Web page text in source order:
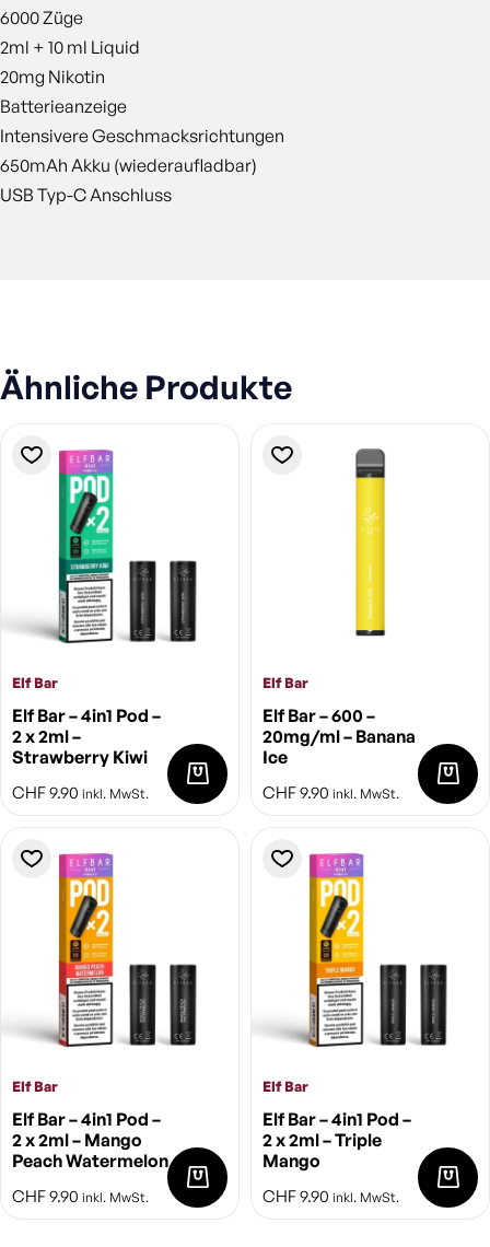
6000 Züge
2ml + 10 ml Liquid
20mg Nikotin
Batterieanzeige
Intensivere Geschmacksrichtungen
650mAh Akku (wiederaufladbar)
USB Typ-C Anschluss
Ähnliche Produkte
Elf Bar
Elf Bar – 4in1 Pod –
2 x 2ml –
Strawberry Kiwi
CHF9.90 inkl. MwSt.
Elf Bar
Elf Bar – 600 –
20mg/ml – Banana
Ice
CHF9.90 inkl. MwSt.
Elf Bar
Elf Bar – 4in1 Pod –
2 x 2ml – Mango
Peach Watermelon
CHF9.90 inkl. MwSt.
Elf Bar
Elf Bar – 4in1 Pod –
2 x 2ml – Triple
Mango
CHF9.90 inkl. MwSt.